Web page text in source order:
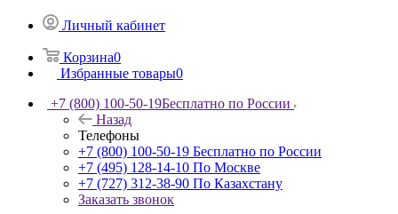
Личный кабинет
Корзина0
Избранные товары0
+7 (800) 100-50-19Бесплатно по России
Назад
Телефоны
+7 (800) 100-50-19 Бесплатно по России
+7 (495) 128-14-10 По Москве
+7 (727) 312-38-90 По Казахстану
Заказать звонок